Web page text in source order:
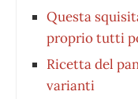
Questa
proprio tutti
Ricetta del
varianti